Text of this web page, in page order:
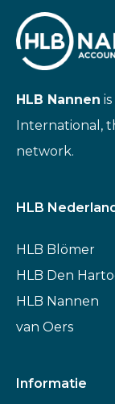
HLB Nannen
International,
network.
HLB
HLB Blömer
HLB Den
HLB Nannen
van Oers
Informatie